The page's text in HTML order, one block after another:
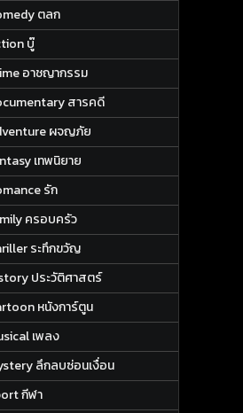
ตลก
บู๊
อาชญากรรม
สารคดี
ผจญภัย
เทพนิยาย
รัก
ครอบครัว
ระทึกขวัญ
ประวัติศาสตร์
หนังการ์ตูน
เพลง
ลึกลบซ่อนเงื่อน
กีฬา